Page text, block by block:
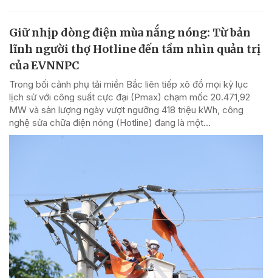
Giữ nhịp dòng điện mùa nắng nóng: Từ bản
lĩnh người thợ Hotline đến tầm nhìn quản trị
của EVNNPC
Trong bối cảnh phụ tải miền Bắc liên tiếp xô đổ mọi kỷ lục
lịch sử với công suất cực đại (Pmax) chạm mốc 20.471,92
MW và sản lượng ngày vượt ngưỡng 418 triệu kWh, công
nghệ sửa chữa điện nóng (Hotline) đang là một...